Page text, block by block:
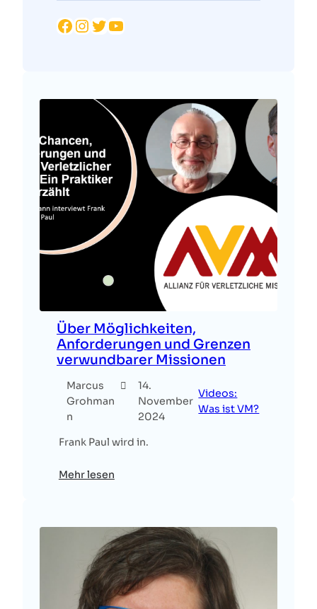
Facebook Instagram Twitter YouTube
Über Möglichkeiten,
Anforderungen und Grenzen
verwundbarer Missionen
Marcus
Grohman
n
14.
November
2024
Videos:
Was ist VM?
Frank Paul wird in.
Mehr lesen